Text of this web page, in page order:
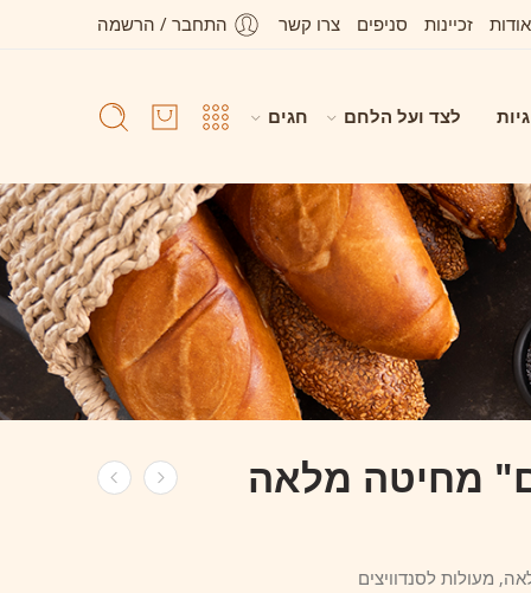
אודות זכיינות סניפים צרו קשר התחבר / הרשמה
לצד ועל הלחם חגים
מחיטה מלאה